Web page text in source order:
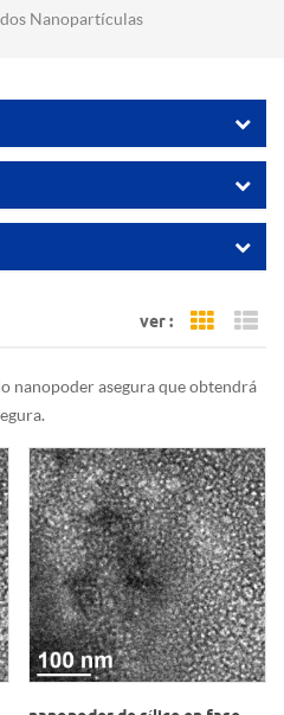
Nanopartículas
ver : Grid
nanopoder asegura que obtendrá